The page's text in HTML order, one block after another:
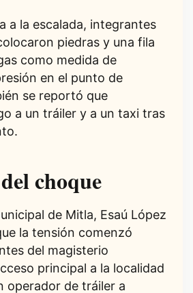
a la escalada, integrantes
piedras y una fila
como medida de
en el punto de
se reportó que
a un tráiler y a un taxi tras
choque
de Mitla, Esaú López
la tensión comenzó
del magisterio
principal a la localidad
operador de tráiler a